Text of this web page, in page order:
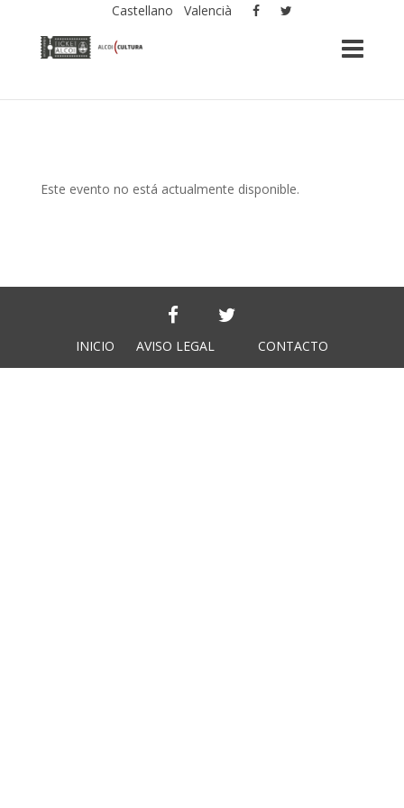
Castellano Valencià
Este evento no está actualmente disponible.
INICIO AVISO LEGAL CONTACTO